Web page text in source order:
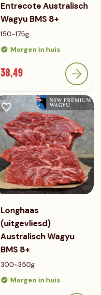
Entrecote Australisch
Wagyu BMS 8+
150~175g
Morgen in huis
38,49
Longhaas
(uitgevliesd)
Australisch Wagyu
BMS 8+
300~350g
Morgen in huis